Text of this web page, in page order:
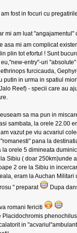
fost in focuri cu
mi am luat "angajamentul"
asa mi am complicat
plin tot efortul ! Sunt
entry"-uri
furcicauda,
putin in urma in spatiul
Reef) - specii care au
sa ma pun in
sambata, la orele 22.00
vazut pe viu acvariul
pana la
orele 5 dimineata
Sibiu ( doar 250km)unde
2 ore la Sibiu in
eram la Auchan Militari
" preparat
Dupa
romani fericiti
in